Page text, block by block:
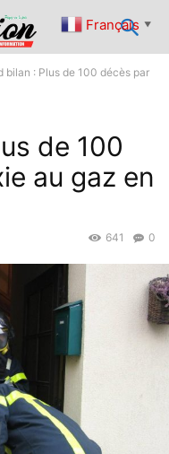
bilan : Plus de 100 décès par
de 100
au gaz en
0
641
Français ▼